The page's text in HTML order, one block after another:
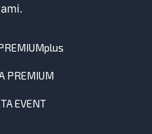
PREMIUM
EVENT